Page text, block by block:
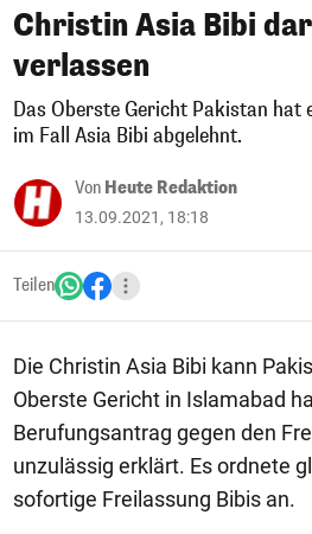
Christin Asia Bibi
verlassen
Das Oberste Gericht Pakistan hat
im Fall Asia Bibi abgelehnt.
Von Heute Redaktion
13.09.2021, 18:18
Teilen
Die Christin Asia Bibi kann
Oberste Gericht in Islamabad
Berufungsantrag gegen den
unzulässig erklärt. Es ordnete
sofortige Freilassung Bibis an.